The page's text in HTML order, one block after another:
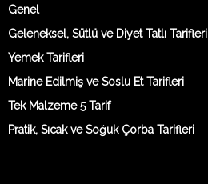
Genel
Geleneksel, Sütlü ve Diyet Tatlı Tarifleri
Yemek Tarifleri
Marine Edilmiş ve Soslu Et Tarifleri
Tek Malzeme 5 Tarif
Pratik, Sıcak ve Soğuk Çorba Tarifleri